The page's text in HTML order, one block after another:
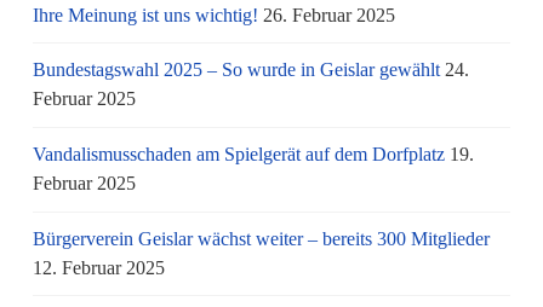
Ihre Meinung ist uns wichtig! 26. Februar 2025
Bundestagswahl 2025 – So wurde in Geislar gewählt 24.
Februar 2025
Vandalismusschaden am Spielgerät auf dem Dorfplatz 19.
Februar 2025
Bürgerverein Geislar wächst weiter – bereits 300 Mitglieder
12. Februar 2025